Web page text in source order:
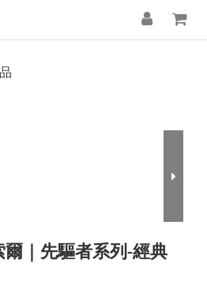
｜先驅者系列-經典